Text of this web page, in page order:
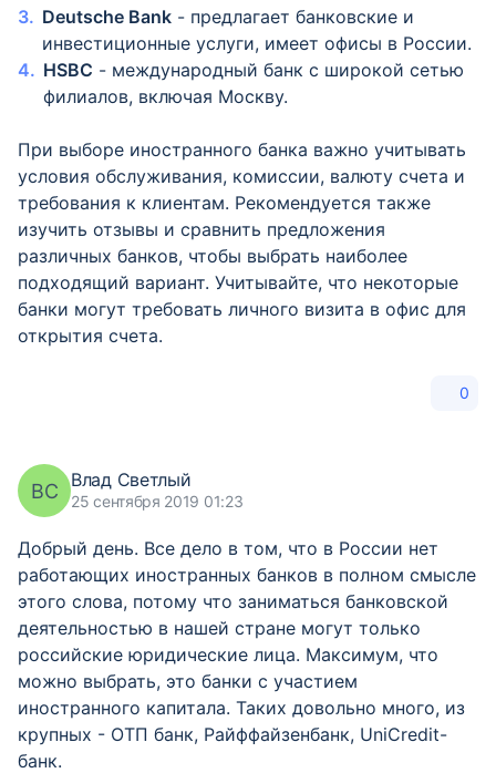
Deutsche Bank - предлагает банковские и
инвестиционные услуги, имеет офисы в России.
HSBC - международный банк с широкой сетью
филиалов, включая Москву.
При выборе иностранного банка важно учитывать
условия обслуживания, комиссии, валюту счета и
требования к клиентам. Рекомендуется также
изучить отзывы и сравнить предложения
различных банков, чтобы выбрать наиболее
подходящий вариант. Учитывайте, что некоторые
банки могут требовать личного визита в офис для
открытия счета.
0
ВС Влад Светлый
25 сентября 2019 01:23
Добрый день. Все дело в том, что в России нет
работающих иностранных банков в полном смысле
этого слова, потому что заниматься банковской
деятельностью в нашей стране могут только
российские юридические лица. Максимум, что
можно выбрать, это банки с участием
иностранного капитала. Таких довольно много, из
крупных - ОТП банк, Райффайзенбанк, UniCredit-
банк.